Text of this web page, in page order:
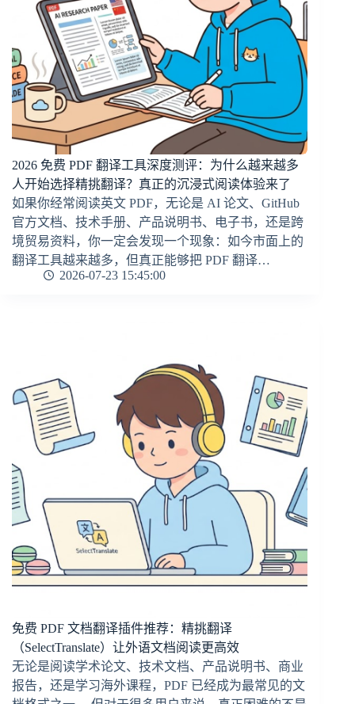
2026 免费 PDF 翻译工具深度测评：为什么越来越多
人开始选择精挑翻译？真正的沉浸式阅读体验来了
如果你经常阅读英文 PDF，无论是 AI 论文、GitHub
官方文档、技术手册、产品说明书、电子书，还是跨
境贸易资料，你一定会发现一个现象：如今市面上的
翻译工具越来越多，但真正能够把 PDF 翻译…
2026-07-23 15:45:00
免费 PDF 文档翻译插件推荐：精挑翻译
（SelectTranslate）让外语文档阅读更高效
无论是阅读学术论文、技术文档、产品说明书、商业
报告，还是学习海外课程，PDF 已经成为最常见的文